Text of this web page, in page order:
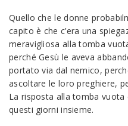
Quello che le donne
capito è che c’era una
meravigliosa alla tomba
perché Gesù le aveva
portato via dal nemico,
ascoltare le loro preghiere,
La risposta alla tomba vuota
questi giorni insieme.